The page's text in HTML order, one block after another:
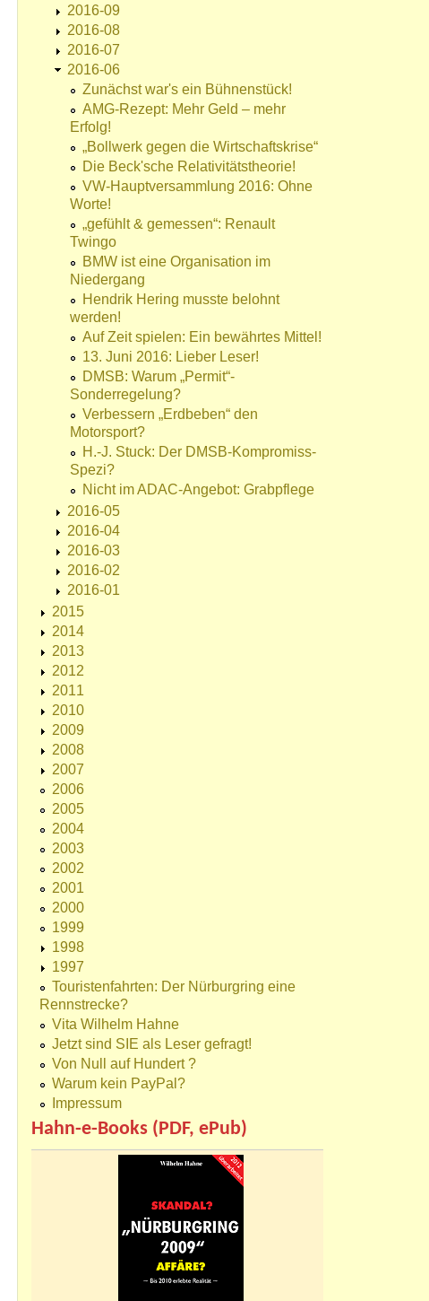
2016-09
2016-08
2016-07
2016-06
Zunächst war's ein Bühnenstück!
AMG-Rezept: Mehr Geld – mehr
Erfolg!
„Bollwerk gegen die Wirtschaftskrise“
Die Beck'sche Relativitätstheorie!
VW-Hauptversammlung 2016: Ohne
Worte!
„gefühlt & gemessen“: Renault
Twingo
BMW ist eine Organisation im
Niedergang
Hendrik Hering musste belohnt
werden!
Auf Zeit spielen: Ein bewährtes Mittel!
13. Juni 2016: Lieber Leser!
DMSB: Warum „Permit“-
Sonderregelung?
Verbessern „Erdbeben“ den
Motorsport?
H.-J. Stuck: Der DMSB-Kompromiss-
Spezi?
Nicht im ADAC-Angebot: Grabpflege
2016-05
2016-04
2016-03
2016-02
2016-01
2015
2014
2013
2012
2011
2010
2009
2008
2007
2006
2005
2004
2003
2002
2001
2000
1999
1998
1997
Touristenfahrten: Der Nürburgring eine
Rennstrecke?
Vita Wilhelm Hahne
Jetzt sind SIE als Leser gefragt!
Von Null auf Hundert ?
Warum kein PayPal?
Impressum
Hahn-e-Books (PDF, ePub)